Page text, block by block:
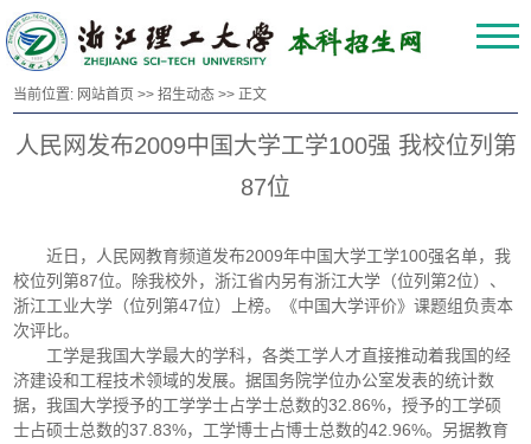
当前位置: 网站首页 >>招生动态 >> 正文
人民网发布2009中国大学工学100强 我校位列第
87位
近日，人民网教育频道发布2009年中国大学工学100强名单，我
校位列第87位。除我校外，浙江省内另有浙江大学（位列第2位）、
浙江工业大学（位列第47位）上榜。《中国大学评价》课题组负责本
次评比。
工学是我国大学最大的学科，各类工学人才直接推动着我国的经
济建设和工程技术领域的发展。据国务院学位办公室发表的统计数
据，我国大学授予的工学学士占学士总数的32.86%，授予的工学硕
士占硕士总数的37.83%，工学博士占博士总数的42.96%。另据教育